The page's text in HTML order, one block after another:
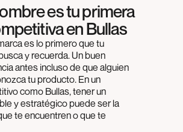
es tu primera
en Bullas
es lo primero que tu
y recuerda. Un buen
antes incluso de que alguien
tu producto. En un
como Bullas, tener un
y estratégico puede ser la
te encuentren o que te